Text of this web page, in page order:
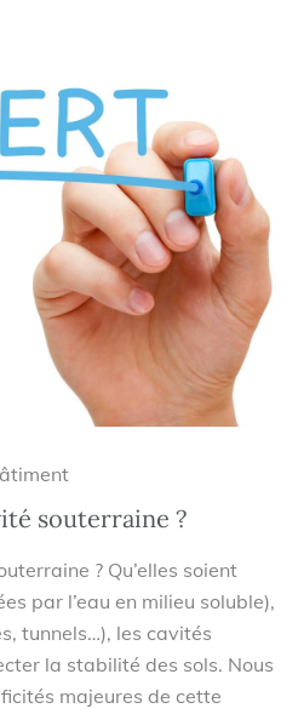
souterraine ?
? Qu’elles soient
par l’eau en milieu soluble),
tunnels…), les cavités
la stabilité des sols. Nous
majeures de cette